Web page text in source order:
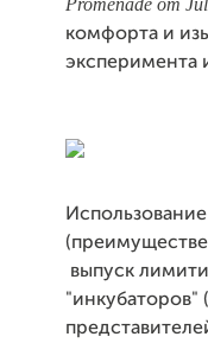
Promenade от
комфорта и
эксперимента
выпуск
"инкубаторов"